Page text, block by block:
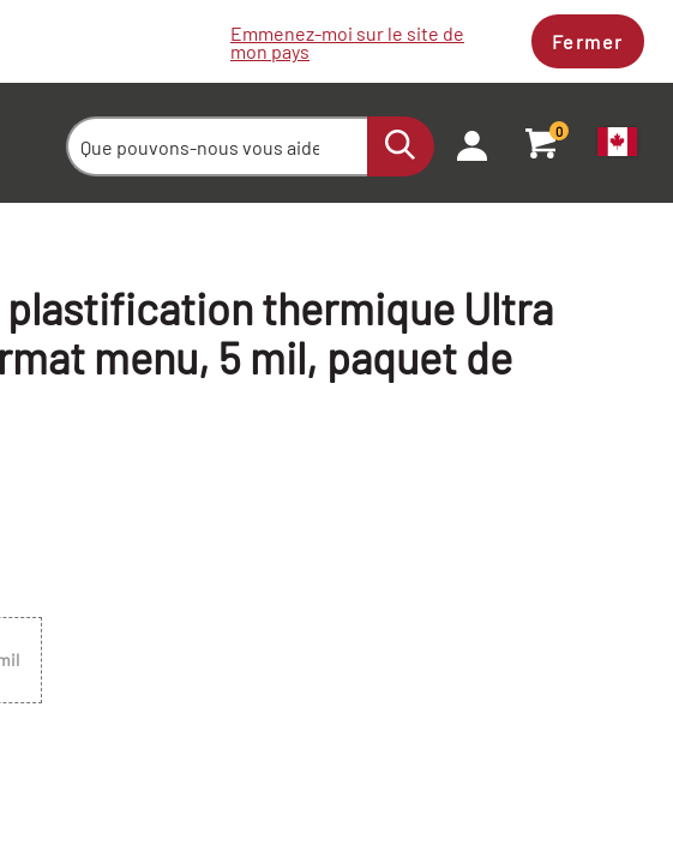
Emmenez-moi sur le site de
mon pays Fermer
0
plastification thermique Ultra
menu, 5 mil, paquet de